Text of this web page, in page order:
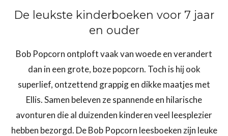
De leukste kinderboeken voor 7 jaar
en ouder
Bob Popcorn ontploft vaak van woede en verandert
dan in een grote, boze popcorn. Toch is hij ook
superlief, ontzettend grappig en dikke maatjes met
Ellis. Samen beleven ze spannende en hilarische
avonturen die al duizenden kinderen veel leesplezier
hebben bezorgd. De Bob Popcorn leesboeken zijn leuke